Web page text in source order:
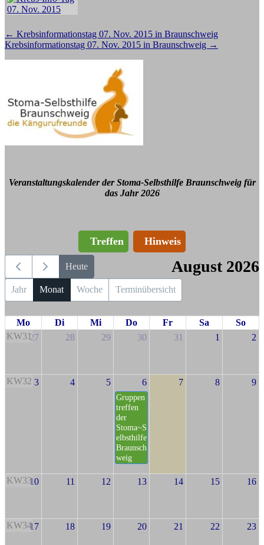
Beitragsnavigation
← Krebsinformationstag 07. Nov. 2015 in Braunschweig
Krebsinformationstag 07. Nov. 2015 in Braunschweig →
Veranstaltungskalender der Stoma-Selbsthilfe Braunschweig für
das Jahr 2026
Treffen Hinweis
Heute August 2026
Jahr Monat Woche Terminübersicht
Mo Di Mi Do Fr Sa
So
KW3127 28 29 30 31 1 2
KW32 3 4 5 6
Gruppen
treffen
der
Stoma~S
elbsthilfe
Braunsch
weig
7 8 9
KW3310 11 12 13 14 15 16
KW3417 18 19 20 21 22 23